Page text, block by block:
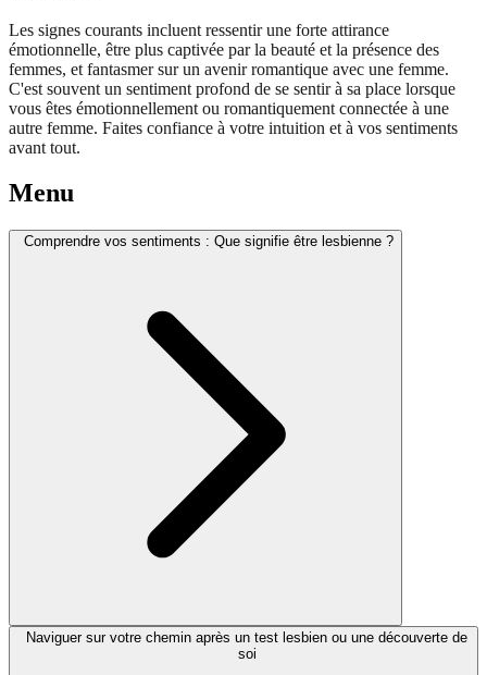
Les signes courants incluent ressentir une forte attirance
émotionnelle, être plus captivée par la beauté et la présence des
femmes, et fantasmer sur un avenir romantique avec une femme.
C'est souvent un sentiment profond de se sentir à sa place lorsque
vous êtes émotionnellement ou romantiquement connectée à une
autre femme. Faites confiance à votre intuition et à vos sentiments
avant tout.
Menu
Comprendre vos sentiments : Que signifie être lesbienne ?
Naviguer sur votre chemin après un test lesbien ou une découverte de
soi